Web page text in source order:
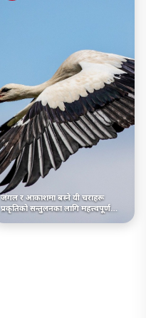
जंगल र आकाशमा बस्ने यी चराहरू
प्रकृतिको सन्तुलनका लागि महत्त्वपूर्ण